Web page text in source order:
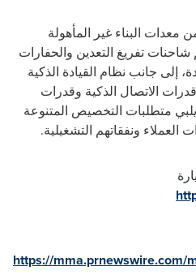
البناء غير المأهولة
تفريغ التعدين والحفارات
إلى جانب نظام القيادة الذكية
الاتصال الذكية وقدرات
يلبي متطلبات التخصيص المتنوعة
ونفقاتهم التشغيلية.
https://mma.prnewswire.com/